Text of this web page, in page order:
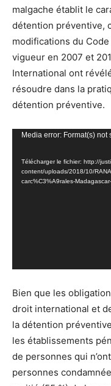
malgache établit le
détention préventive,
modifications du
vigueur en 2007 et
International ont
résoudre dans la
détention préventive.
Lecteur
Media error: Format(s)
Télécharger le fichier: http://
content/uploads/2018/10/
carc%C3%A9rales-
Bien que les
droit international et
la détention
les établissements
de personnes qui
personnes